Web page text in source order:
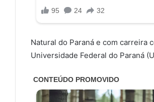
Natural do Paraná e com carreira
Universidade Federal do Paraná